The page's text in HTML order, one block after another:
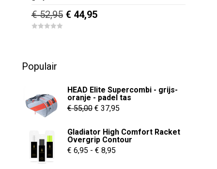
€52,95 Oorspronkelijke
€ 44,95Huidige
f
5
Populair
HEAD Elite Supercombi - grijs-
oranje - padel tas
€55,00 Oorspronkelijke
was:
€ 55,00.
€ 37,95Huidige
is:
Gladiator High Comfort Racket
Overgrip Contour
€ 6,95 - € 8,95Prijsklasse: